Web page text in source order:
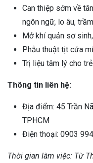
Can thiệp sớm về
ngôn ngữ, lo âu,
Mở khí quản sơ
Phẫu thuật tịt cửa
Trị liệu tâm lý cho
Thông tin liên hệ:
Địa điểm: 45 Trần
TPHCM
Điện thoại: 0903
Thời gian làm việc: Từ